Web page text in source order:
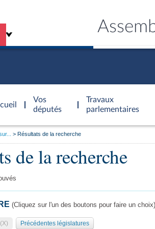
Vos
députés
Travaux
parlementaires
Résultats de la recherche
de la recherche
(Cliquez sur l'un des boutons pour faire un choix)
Précédentes législatures